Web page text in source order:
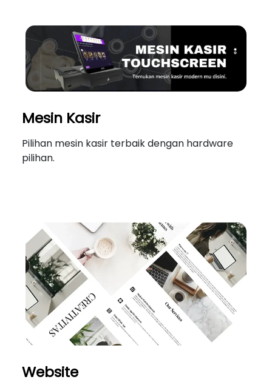
Mesin Kasir
Pilihan mesin kasir terbaik dengan hardware
pilihan.
Website